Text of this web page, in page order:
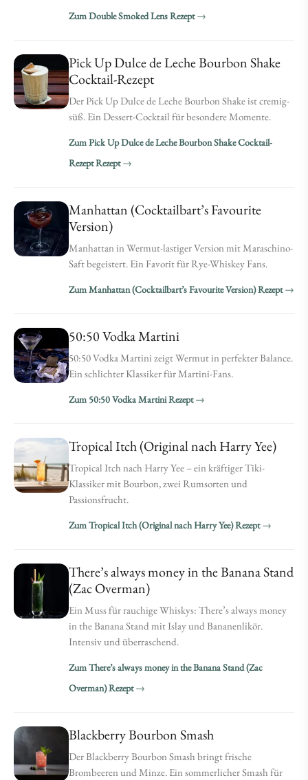
Zum Double Smoked Lens Rezept
Pick Up Dulce de Leche Bourbon Shake
Cocktail-Rezept
Der Pick Up Dulce de Leche Bourbon Shake ist cremig-
süß. Ein Dessert-Cocktail für besondere Momente.
Zum Pick Up Dulce de Leche Bourbon Shake Cocktail-
Rezept Rezept
Manhattan (Cocktailbart’s Favourite
Version)
Manhattan in Wermut-lastiger Version mit Maraschino-
Saft begeistert. Ein Favorit für Rye-Whiskey Fans.
Zum Manhattan (Cocktailbart’s Favourite Version) Rezept
50:50 Vodka Martini
50:50 Vodka Martini zeigt Wermut in perfekter Balance.
Ein schlichter Klassiker für Martini-Fans.
Zum 50:50 Vodka Martini Rezept
Tropical Itch (Original nach Harry Yee)
Tropical Itch nach Harry Yee – ein kräftiger Tiki-
Klassiker mit Bourbon, zwei Rumsorten und
Passionsfrucht.
Zum Tropical Itch (Original nach Harry Yee) Rezept
There’s always money in the Banana Stand
(Zac Overman)
Ein Muss für rauchige Whiskys: There’s always money
in the Banana Stand mit Islay und Bananenlikör.
Intensiv und überraschend.
Zum There’s always money in the Banana Stand (Zac
Overman) Rezept
Blackberry Bourbon Smash
Der Blackberry Bourbon Smash bringt frische
Brombeeren und Minze. Ein sommerlicher Smash für